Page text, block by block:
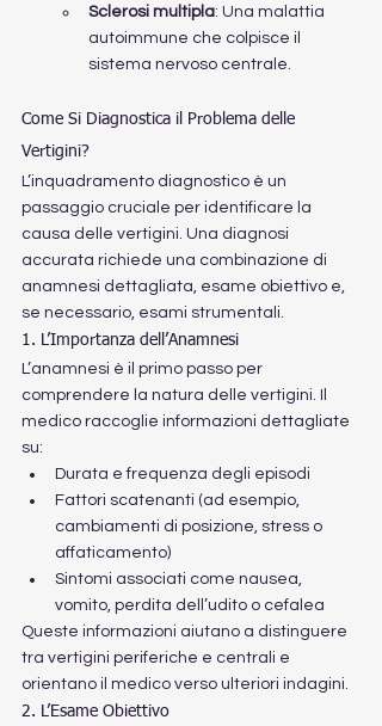
Sclerosi multipla: Una malattia
autoimmune che colpisce il
sistema nervoso centrale.
Come Si Diagnostica il Problema delle
Vertigini?
L’inquadramento diagnostico è un
passaggio cruciale per identificare la
causa delle vertigini. Una diagnosi
accurata richiede una combinazione di
anamnesi dettagliata, esame obiettivo e,
se necessario, esami strumentali.
1. L’Importanza dell’Anamnesi
L’anamnesi è il primo passo per
comprendere la natura delle vertigini. Il
medico raccoglie informazioni dettagliate
su:
Durata e frequenza degli episodi
Fattori scatenanti (ad esempio,
cambiamenti di posizione, stress o
affaticamento)
Sintomi associati come nausea,
vomito, perdita dell’udito o cefalea
Queste informazioni aiutano a distinguere
tra vertigini periferiche e centrali e
orientano il medico verso ulteriori indagini.
2. L’Esame Obiettivo